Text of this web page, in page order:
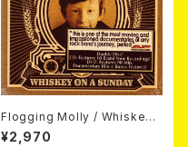
Flogging Molly / Whiskey
On A Sunday (DVD＋CD)
¥2,970